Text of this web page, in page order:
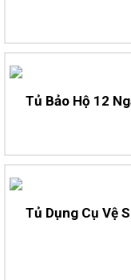
Tủ Bảo Hộ 12
Tủ Dụng Cụ Vệ